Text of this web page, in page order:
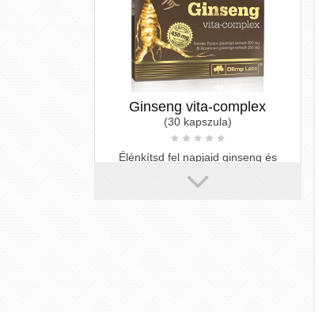
Ginseng vita-complex
(30 kapszula)
Élénkítsd fel napjaid ginseng és
vitaminok erejével!